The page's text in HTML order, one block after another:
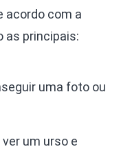
acordo com a
as principais:
uma foto ou
um urso e